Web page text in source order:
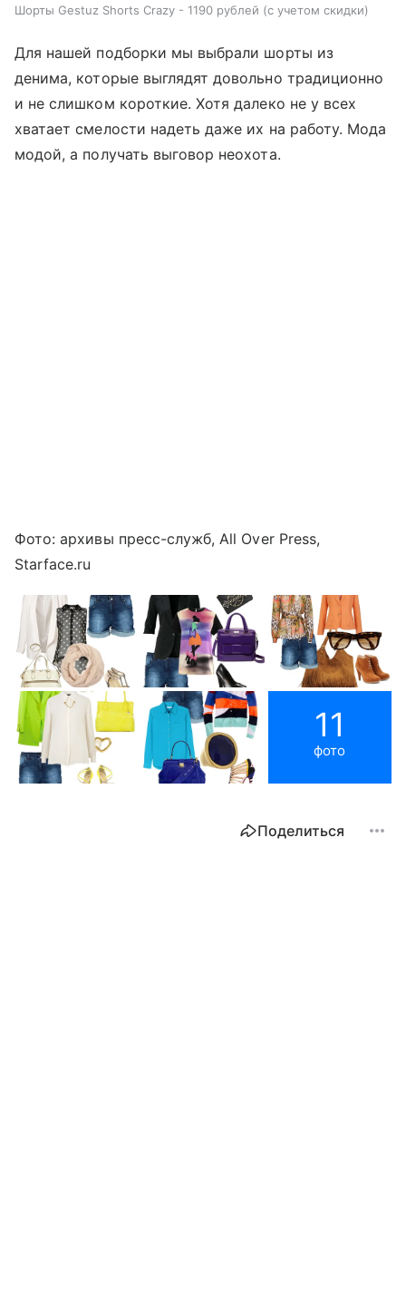
Шорты Gestuz Shorts Crazy - 1190 рублей (с учетом скидки)
Для нашей подборки мы выбрали шорты из
денима, которые выглядят довольно традиционно
и не слишком короткие. Хотя далеко не у всех
хватает смелости надеть даже их на работу. Мода
модой, а получать выговор неохота.
Фото: архивы пресс-служб, All Over Press,
Starface.ru
11
фото
Поделиться